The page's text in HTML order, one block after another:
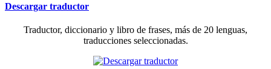
Descargar traductor
Traductor, diccionario y libro de frases, más de 20 lenguas,
traducciones seleccionadas.